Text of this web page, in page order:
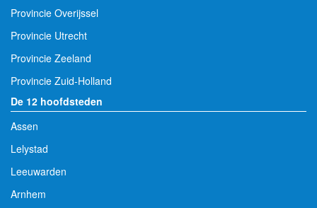
Provincie Overijssel
Provincie Utrecht
Provincie Zeeland
Provincie Zuid-Holland
De 12 hoofdsteden
Assen
Lelystad
Leeuwarden
Arnhem